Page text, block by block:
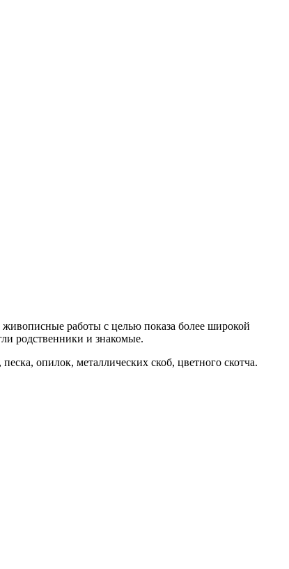
живописные работы с целью показа более широкой
родственники и знакомые.
опилок, металлических скоб, цветного скотча.